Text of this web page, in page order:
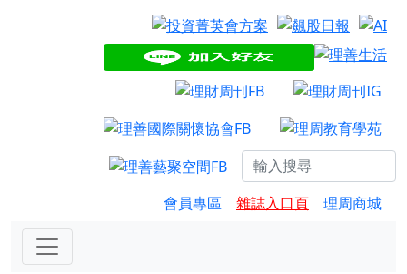
會員專區 雜誌入口頁 理周商城